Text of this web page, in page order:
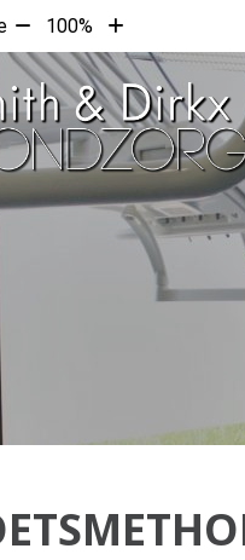
Tekst
verkleinen
met
10%
100%
Tekst
vergroten
met
10%